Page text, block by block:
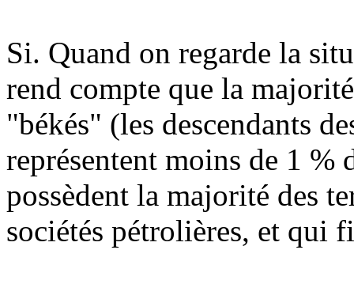
Si. Quand on regarde la
rend compte que la
"békés" (les descendants
représentent moins de 1
possèdent la majorité des
sociétés pétrolières, et qui